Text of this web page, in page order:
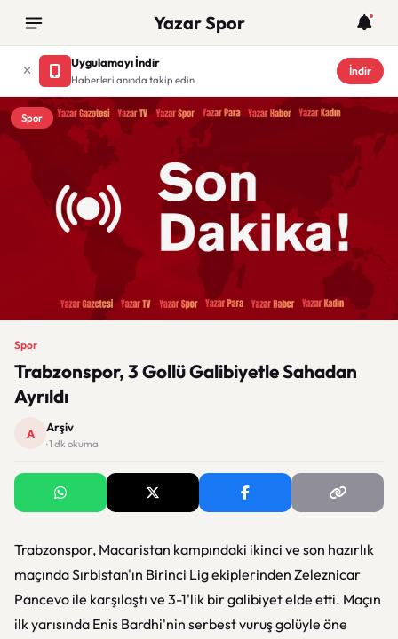
Yazar Spor
Uygulamayı İndir
Haberleri anında takip edin
İndir
Spor
Spor
Trabzonspor, 3 Gollü Galibiyetle Sahadan
Ayrıldı
A Arşiv
· 1 dk okuma
Trabzonspor, Macaristan kampındaki ikinci ve son hazırlık
maçında Sırbistan'ın Birinci Lig ekiplerinden Zeleznicar
Pancevo ile karşılaştı ve 3-1'lik bir galibiyet elde etti. Maçın
ilk yarısında Enis Bardhi'nin serbest vuruş golüyle öne